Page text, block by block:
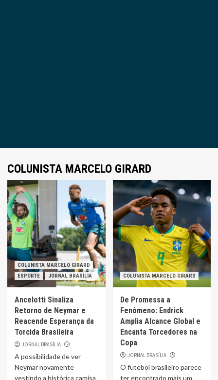
COLUNISTA MARCELO GIRARD
COLUNISTA MARCELO GIRARD
ESPORTE
JORNAL BRASÍLIA
Ancelotti Sinaliza
Retorno de Neymar e
Reacende Esperança da
Torcida Brasileira
JORNAL BRASÍLIA
A possibilidade de ver
Neymar novamente
vestindo a histórica camisa
COLUNISTA MARCELO GIRARD
De Promessa a
Fenômeno: Endrick
Amplia Alcance Global e
Encanta Torcedores na
Copa
JORNAL BRASÍLIA
O futebol brasileiro parece
ter encontrado mais um